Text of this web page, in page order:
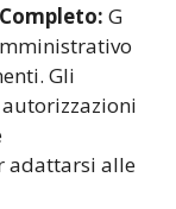
G
Gli
adattarsi alle